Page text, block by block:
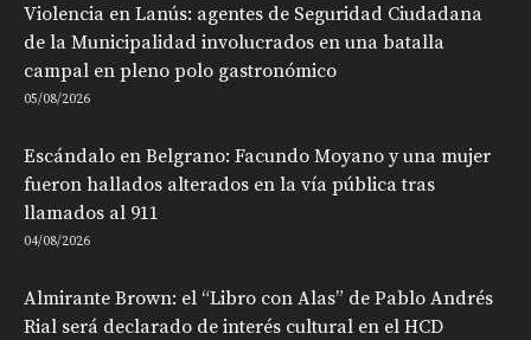
Violencia en Lanús: agentes de Seguridad Ciudadana
de la Municipalidad involucrados en una batalla
campal en pleno polo gastronómico
05/08/2026
Escándalo en Belgrano: Facundo Moyano y una mujer
fueron hallados alterados en la vía pública tras
llamados al 911
04/08/2026
Almirante Brown: el “Libro con Alas” de Pablo Andrés
Rial será declarado de interés cultural en el HCD